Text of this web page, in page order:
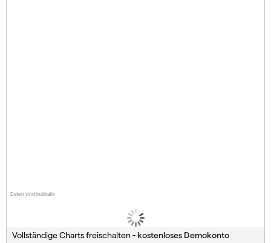
Daten sind indikativ
Vollständige Charts freischalten -